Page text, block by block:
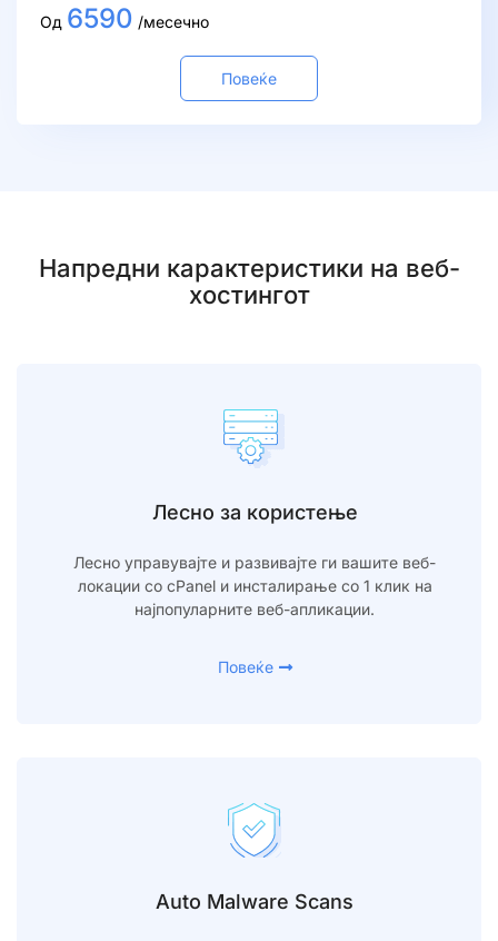
Од 6590 /месечно
Повеќе
Напредни карактеристики на веб-
хостингот
Лесно за користење
Лесно управувајте и развивајте ги вашите веб-
локации со cPanel и инсталирање со 1 клик на
најпопуларните веб-апликации.
Повеќе
Auto Malware Scans